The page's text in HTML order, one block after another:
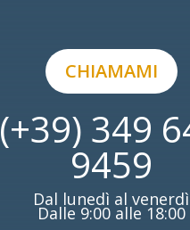
CHIAMAMI
(+39) 349
9459
Dal lunedì al venerdì
Dalle 9:00 alle 18:00